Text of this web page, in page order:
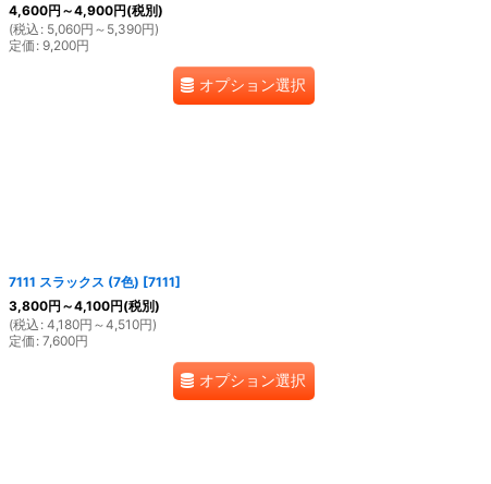
4,600円 ～4,900円(税別)
(税込 : 5,060円 ～5,390円)
定価 : 9,200円
オプション選択
7111 スラックス (7色) [7111]
3,800円 ～4,100円(税別)
(税込 : 4,180円 ～4,510円)
定価 : 7,600円
オプション選択